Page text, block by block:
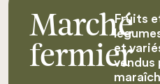
Marché
fermier
Fruits
et
vendus